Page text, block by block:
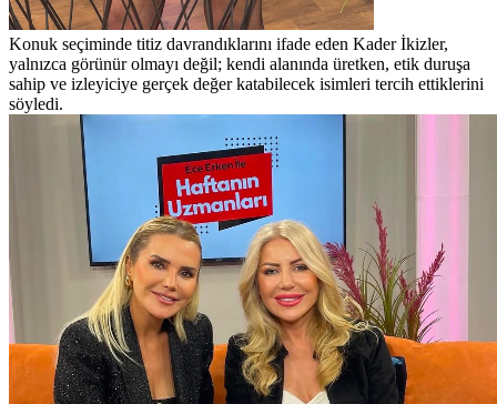
Konuk seçiminde titiz davrandıklarını ifade eden Kader İkizler,
yalnızca görünür olmayı değil; kendi alanında üretken, etik duruşa
sahip ve izleyiciye gerçek değer katabilecek isimleri tercih ettiklerini
söyledi.